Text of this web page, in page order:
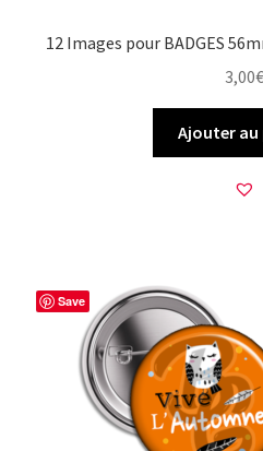
12 Images pour BADGES
3,00€
Ajouter au
Save